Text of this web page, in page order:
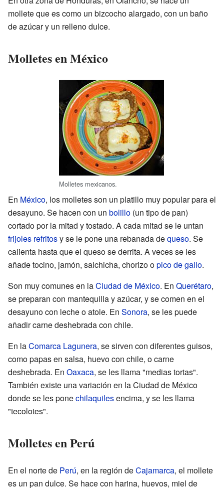
mollete que es como un bizcocho alargado, con un baño
de azúcar y un relleno dulce.
Molletes en México
Molletes mexicanos.
En México, los molletes son un platillo muy popular para el
desayuno. Se hacen con un bolillo (un tipo de pan)
cortado por la mitad y tostado. A cada mitad se le untan
frijoles refritosy se le pone una rebanada dequeso. Se
calienta hasta que el queso se derrita. A veces se les
añade tocino, jamón, salchicha, chorizo opico de gallo.
Son muy comunes en laCiudad de México. En Querétaro,
se preparan con mantequilla y azúcar, y se comen en el
desayuno con leche o atole. En Sonora, se les puede
añadir carne deshebrada con chile.
En laComarca Lagunera, se sirven con diferentes guisos,
como papas en salsa, huevo con chile, o carne
deshebrada. En Oaxaca, se les llama "medias tortas".
También existe una variación en la Ciudad de México
donde se les ponechilaquilesencima, y se les llama
"tecolotes".
Molletes en Perú
En el norte de Perú, en la región deCajamarca, el mollete
es un pan dulce. Se hace con harina, huevos, miel de